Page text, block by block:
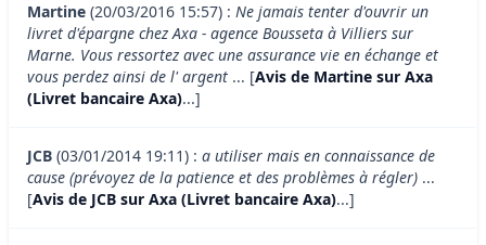
Martine (20/03/2016 15:57) : Ne jamais tenter d'ouvrir un
livret d'épargne chez Axa - agence Bousseta à Villiers sur
Marne. Vous ressortez avec une assurance vie en échange et
vous perdez ainsi de l' argent ... [Avis de Martine sur Axa
(Livret bancaire Axa)...]
JCB (03/01/2014 19:11) : a utiliser mais en connaissance de
cause (prévoyez de la patience et des problèmes à régler) ...
[Avis de JCB sur Axa (Livret bancaire Axa)...]